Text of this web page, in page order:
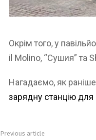
Окрім того, у
il Molino, “Сушия” та
Нагадаємо, як
зарядну станцію для
Previous article